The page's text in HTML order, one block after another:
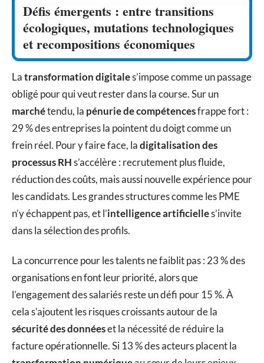
Défis émergents : entre transitions
écologiques, mutations technologiques
et recompositions économiques
Latransformation digitales’impose comme un passage
obligé pour qui veut rester dans la course. Sur un
marchétendu, la pénurie de compétencesfrappe fort :
29 % des entreprises la pointent du doigt comme un
frein réel. Pour y faire face, ladigitalisation des
processus RHs’accélère : recrutement plus fluide,
réduction des coûts, mais aussi nouvelle expérience pour
les candidats. Les grandes structures comme les PME
n’y échappent pas, et l’intelligence artificielles’invite
dans la sélection des profils.
La concurrence pour les talents ne faiblit pas : 23 % des
organisations en font leur priorité, alors que
l’engagement des salariés reste un défi pour 15 %. À
cela s’ajoutent les risques croissants autour de la
sécurité des donnéeset la nécessité de réduire la
facture opérationnelle. Si 13 % des acteurs placent la